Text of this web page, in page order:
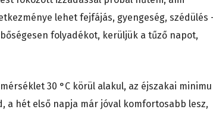
lehet fejfájás, gyengeség, szédülés
folyadékot, kerüljük a tűző napot,
30 °C körül alakul, az éjszakai
a hét első napja már jóval komfortosabb lesz,